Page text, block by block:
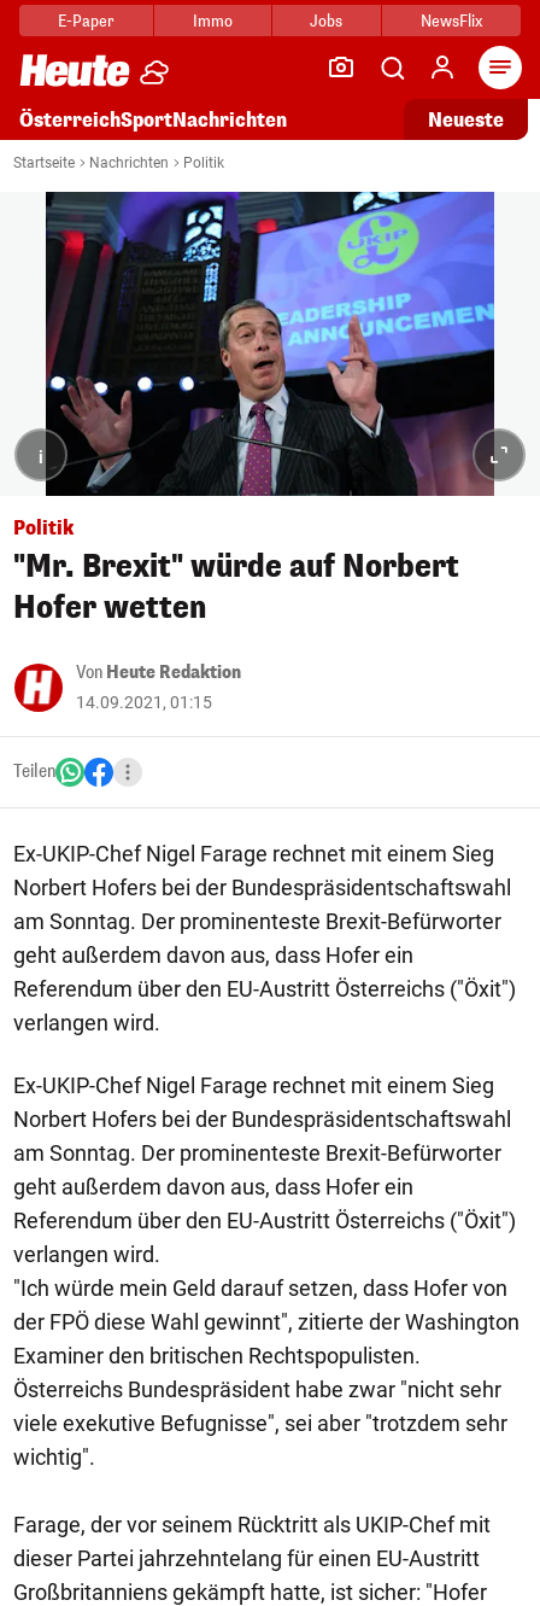
E-Paper Immo Jobs NewsFlix
ÖsterreichSportNachrichten Neueste
Startseite Nachrichten Politik
i
Politik
"Mr. Brexit" würde auf Norbert
Hofer wetten
Von Heute Redaktion
14.09.2021, 01:15
Teilen
Ex-UKIP-Chef Nigel Farage rechnet mit einem Sieg
Norbert Hofers bei der Bundespräsidentschaftswahl
am Sonntag. Der prominenteste Brexit-Befürworter
geht außerdem davon aus, dass Hofer ein
Referendum über den EU-Austritt Österreichs ("Öxit")
verlangen wird.
Ex-UKIP-Chef Nigel Farage rechnet mit einem Sieg
Norbert Hofers bei der Bundespräsidentschaftswahl
am Sonntag. Der prominenteste Brexit-Befürworter
geht außerdem davon aus, dass Hofer ein
Referendum über den EU-Austritt Österreichs ("Öxit")
verlangen wird.
"Ich würde mein Geld darauf setzen, dass Hofer von
der FPÖ diese Wahl gewinnt", zitierte der Washington
Examiner den britischen Rechtspopulisten.
Österreichs Bundespräsident habe zwar "nicht sehr
viele exekutive Befugnisse", sei aber "trotzdem sehr
wichtig".
Farage, der vor seinem Rücktritt als UKIP-Chef mit
dieser Partei jahrzehntelang für einen EU-Austritt
Großbritanniens gekämpft hatte, ist sicher: "Hofer